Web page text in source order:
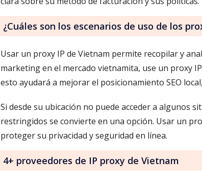
¿Cuáles son los escenarios de uso de los
Usar un proxy IP de Vietnam permite recopilar y
marketing en el mercado vietnamita, use un proxy
esto ayudará a mejorar el posicionamiento SEO
Si desde su ubicación no puede acceder a algunos
restringidos se convierte en una opción. Usar un
proteger su privacidad y seguridad en línea.
4+ proveedores de IP proxy de Vietnam